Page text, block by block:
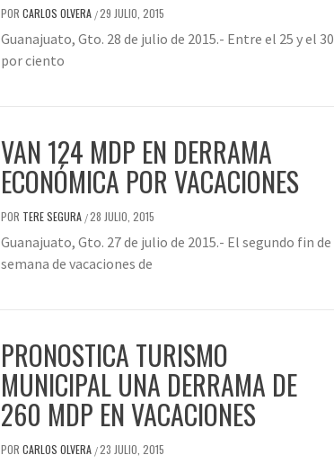
POR CARLOS OLVERA /29 JULIO, 2015
Guanajuato, Gto. 28 de julio de 2015.- Entre el 25 y el 30
por ciento
VAN 124 MDP EN DERRAMA
ECONÓMICA POR VACACIONES
POR TERE SEGURA /28 JULIO, 2015
Guanajuato, Gto. 27 de julio de 2015.- El segundo fin de
semana de vacaciones de
PRONOSTICA TURISMO
MUNICIPAL UNA DERRAMA DE
260 MDP EN VACACIONES
POR CARLOS OLVERA /23 JULIO, 2015